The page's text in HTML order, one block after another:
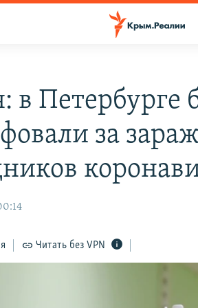
в Петербурге
за
Читать без VPN